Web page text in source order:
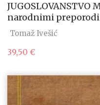
narodnimi preporodi
Tomaž Ivešić
39,50 €